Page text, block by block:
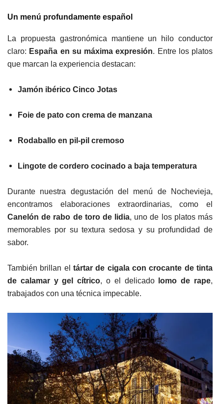
Un menú profundamente español
La propuesta gastronómica mantiene un hilo conductor
claro: España en su máxima expresión. Entre los platos
que marcan la experiencia destacan:
Jamón ibérico Cinco Jotas
Foie de pato con crema de manzana
Rodaballo en pil-pil cremoso
Lingote de cordero cocinado a baja temperatura
Durante nuestra degustación del menú de Nochevieja,
encontramos elaboraciones extraordinarias, como el
Canelón de rabo de toro de lidia, uno de los platos más
memorables por su textura sedosa y su profundidad de
sabor.
También brillan el tártar de cigala con crocante de tinta
de calamar y gel cítrico, o el delicado lomo de rape,
trabajados con una técnica impecable.